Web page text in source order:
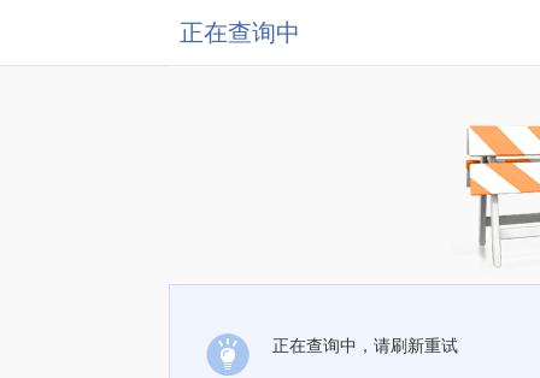
正在查询中
正在查询中，请刷新重试